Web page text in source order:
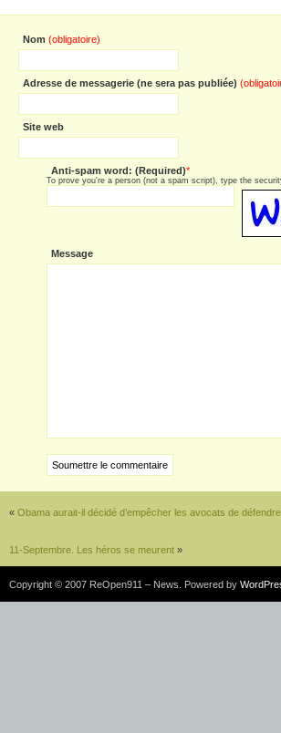
Nom (obligatoire)
Adresse de messagerie (ne sera pas publiée)
Site web
Anti-spam word: (Required)*
To prove you're a person (not a spam script), type the
Message
« Obama aurait-il décidé d’empêcher les avocats de
11-Septembre. Les héros se meurent »
Copyright © 2007 ReOpen911 – News. Powered by